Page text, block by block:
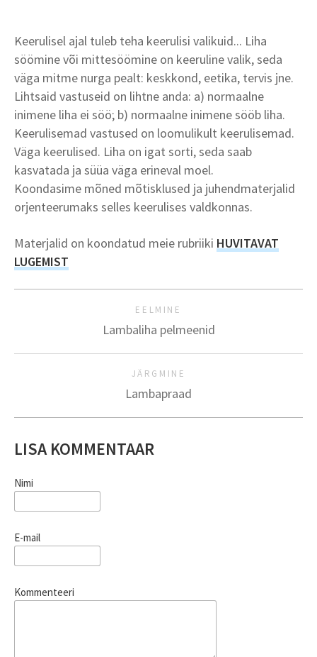
Keerulisel ajal tuleb teha keerulisi valikuid... Liha
söömine või mittesöömine on keeruline valik, seda
väga mitme nurga pealt: keskkond, eetika, tervis jne.
Lihtsaid vastuseid on lihtne anda: a) normaalne
inimene liha ei söö; b) normaalne inimene sööb liha.
Keerulisemad vastused on loomulikult keerulisemad.
Väga keerulised. Liha on igat sorti, seda saab
kasvatada ja süüa väga erineval moel.
Koondasime mõned mõtisklused ja juhendmaterjalid
orjenteerumaks selles keerulises valdkonnas.
Materjalid on koondatud meie rubriiki HUVITAVAT
LUGEMIST
EELMINE
Lambaliha pelmeenid
JÄRGMINE
Lambapraad
LISA KOMMENTAAR
Nimi
E-mail
Kommenteeri